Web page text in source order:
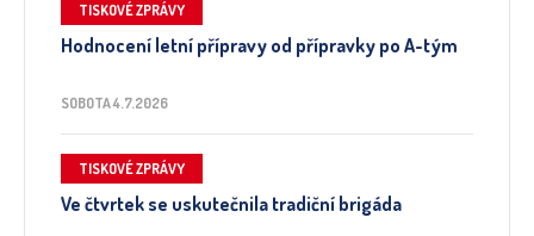
TISKOVÉ ZPRÁVY
Hodnocení letní přípravy od přípravky po A-tým
SOBOTA 4.7.2026
TISKOVÉ ZPRÁVY
Ve čtvrtek se uskutečnila tradiční brigáda